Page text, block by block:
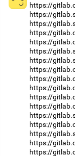
https://
https://
https://
https://
https://
https://
https://
https://
https://
https://
https://
https://
https://
https://
https://
https://
https://